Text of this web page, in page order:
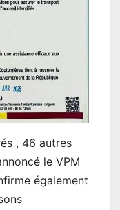
, 46 autres
le VPM
également